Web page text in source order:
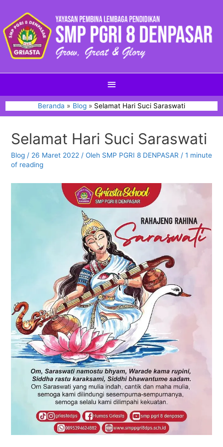
Beranda Blog Selamat Hari Suci Saraswati
Selamat Hari Suci Saraswati
Blog / 26 Maret 2022 / Oleh SMP PGRI 8 DENPASAR / 1 minute
of reading